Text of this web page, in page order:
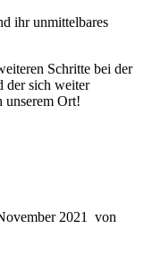
ihr unmittelbares
Schritte bei der
der sich weiter
unserem Ort!
2021
von